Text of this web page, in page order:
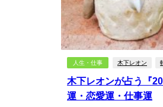
人生・仕事 木下レオン
木下レオンが占う『
運・恋愛運・仕事運